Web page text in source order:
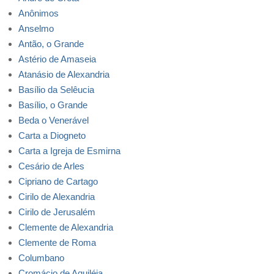
Anônimos
Anselmo
Antão, o Grande
Astério de Amaseia
Atanásio de Alexandria
Basílio da Selêucia
Basílio, o Grande
Beda o Venerável
Carta a Diogneto
Carta a Igreja de Esmirna
Cesário de Arles
Cipriano de Cartago
Cirilo de Alexandria
Cirilo de Jerusalém
Clemente de Alexandria
Clemente de Roma
Columbano